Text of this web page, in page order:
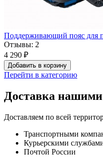
Поддерживающий пояс для
Отзывы: 2
4 290 ₽
Добавить в корзину
Перейти в категорию
Доставка
Доставляем по всей
Транспортными
Курьерскими
Почтой России